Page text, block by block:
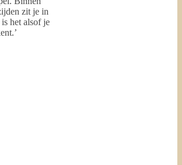
zit je in
het alsof je